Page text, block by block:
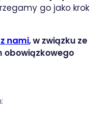
go jako krok
nami, w związku ze
obowiązkowego